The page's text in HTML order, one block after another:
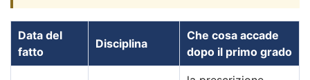
Data del
fatto
Disciplina
Che cosa accade
dopo il primo grado